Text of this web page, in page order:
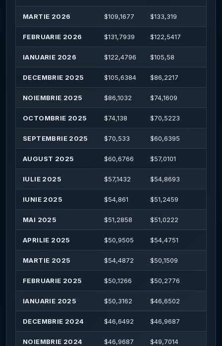
MARTIE 2026 $109,1677 $133,319
FEBRUARIE 2026 $131,7939 $122,5417
IANUARIE 2026 $122,4796 $105,58
DECEMBRIE 2025 $105,6384 $86,2217
NOIEMBRIE 2025 $86,1032 $74,1609
OCTOMBRIE 2025 $74,138 $70,5223
SEPTEMBRIE 2025 $70,533 $60,6395
AUGUST 2025 $60,6766 $57,0101
IULIE 2025 $57,1432 $54,8693
IUNIE 2025 $54,861 $51,2459
MAI 2025 $51,2858 $51,0222
APRILIE 2025 $50,9505 $54,4751
MARTIE 2025 $54,4872 $50,1509
FEBRUARIE 2025 $50,1266 $50,2776
IANUARIE 2025 $50,3162 $46,6502
DECEMBRIE 2024 $46,6492 $46,9687
NOIEMBRIE 2024 $46,9687 $49,7014